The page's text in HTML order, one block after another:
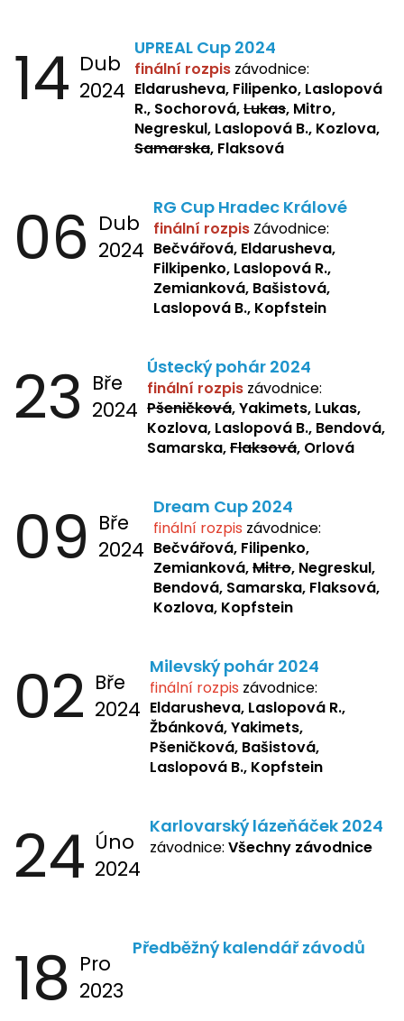
14 Dub
2024
UPREAL Cup 2024
finální rozpis závodnice:
Eldarusheva, Filipenko, Laslopová
R., Sochorová,Lukas, Mitro,
Negreskul, Laslopová B., Kozlova,
Samarska, Flaksová
06 Dub
2024
RG Cup Hradec Králové
finální rozpis Závodnice:
Bečvářová, Eldarusheva,
Filkipenko, Laslopová R.,
Zemianková, Bašistová,
Laslopová B., Kopfstein
23 Bře
2024
Ústecký pohár 2024
finální rozpis závodnice:
Pšeničková, Yakimets, Lukas,
Kozlova, Laslopová B., Bendová,
Samarska,Flaksová, Orlová
09 Bře
2024
Dream Cup 2024
finální rozpis závodnice:
Bečvářová, Filipenko,
Zemianková,Mitro, Negreskul,
Bendová, Samarska, Flaksová,
Kozlova, Kopfstein
02 Bře
2024
Milevský pohár 2024
finální rozpis závodnice:
Eldarusheva, Laslopová R.,
Žbánková, Yakimets,
Pšeničková, Bašistová,
Laslopová B., Kopfstein
24 Úno
2024
Karlovarský lázeňáček 2024
závodnice: Všechny závodnice
18 Pro
2023
Předběžný kalendář závodů